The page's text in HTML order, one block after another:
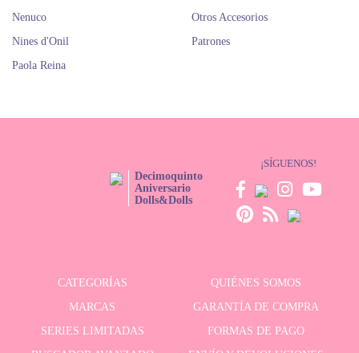
Nenuco
Nines d'Onil
Paola Reina
Otros Accesorios
Patrones
Decimoquinto
Aniversario
Dolls&Dolls
¡SÍGUENOS!
CATEGORÍAS
QUIÉNES SOMOS
MARCAS
GARANTÍA DE COMPRA
SERIES LIMITADAS
FORMAS DE PAGO